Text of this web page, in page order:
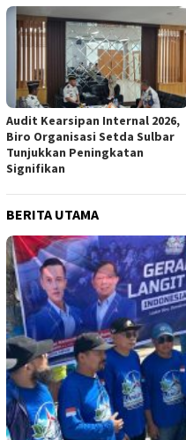
Audit Kearsipan Internal 2026,
Biro Organisasi Setda Sulbar
Tunjukkan Peningkatan
Signifikan
BERITA UTAMA